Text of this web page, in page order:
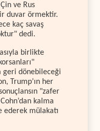
ve Rus
duvar örmektir.
kaç savaş
dedi.
birlikte
geri dönebileceği
Trump’ın her
"zafer
kalma
ederek mülakatı